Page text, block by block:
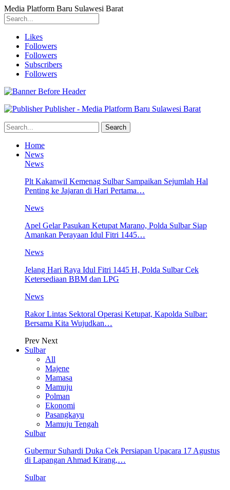
Media Platform Baru Sulawesi Barat
Likes
Followers
Followers
Subscribers
Followers
Publisher - Media Platform Baru Sulawesi Barat
Home
News
News
Plt Kakanwil Kemenag Sulbar Sampaikan Sejumlah Hal
Penting ke Jajaran di Hari Pertama…
News
Apel Gelar Pasukan Ketupat Marano, Polda Sulbar Siap
Amankan Perayaan Idul Fitri 1445…
News
Jelang Hari Raya Idul Fitri 1445 H, Polda Sulbar Cek
Ketersediaan BBM dan LPG
News
Rakor Lintas Sektoral Operasi Ketupat, Kapolda Sulbar:
Bersama Kita Wujudkan…
Prev Next
Sulbar
All
Majene
Mamasa
Mamuju
Polman
Ekonomi
Pasangkayu
Mamuju Tengah
Sulbar
Gubernur Suhardi Duka Cek Persiapan Upacara 17 Agustus
di Lapangan Ahmad Kirang,…
Sulbar